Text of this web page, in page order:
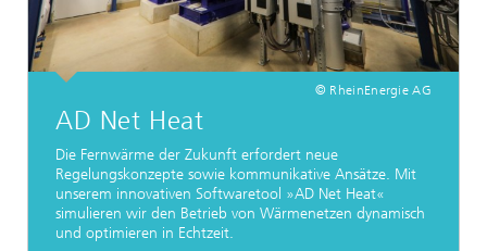
© RheinEnergie AG
AD Net Heat
Die Fernwärme der Zukunft erfordert neue
Regelungskonzepte sowie kommunikative Ansätze. Mit
unserem innovativen Softwaretool »AD Net Heat«
simulieren wir den Betrieb von Wärmenetzen dynamisch
und optimieren in Echtzeit.